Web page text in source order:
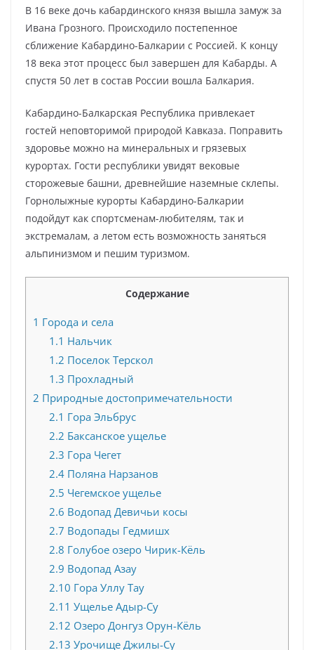
В 16 веке дочь кабардинского князя вышла замуж за
Ивана Грозного. Происходило постепенное
сближение Кабардино-Балкарии с Россией. К концу
18 века этот процесс был завершен для Кабарды. А
спустя 50 лет в состав России вошла Балкария.
Кабардино-Балкарская Республика привлекает
гостей неповторимой природой Кавказа. Поправить
здоровье можно на минеральных и грязевых
курортах. Гости республики увидят вековые
сторожевые башни, древнейшие наземные склепы.
Горнолыжные курорты Кабардино-Балкарии
подойдут как спортсменам-любителям, так и
экстремалам, а летом есть возможность заняться
альпинизмом и пешим туризмом.
Содержание
1 Города и села
1.1 Нальчик
1.2 Поселок Терскол
1.3 Прохладный
2 Природные достопримечательности
2.1 Гора Эльбрус
2.2 Баксанское ущелье
2.3 Гора Чегет
2.4Поляна Нарзанов
2.5 Чегемское ущелье
2.6 Водопад Девичьи косы
2.7 Водопады Гедмишх
2.8 Голубое озеро Чирик-Кёль
2.9 Водопад Азау
2.10 Гора Уллу Тау
2.11 Ущелье Адыр-Су
2.12 Озеро Донгуз Орун-Кёль
2.13 Урочище Джилы-Су